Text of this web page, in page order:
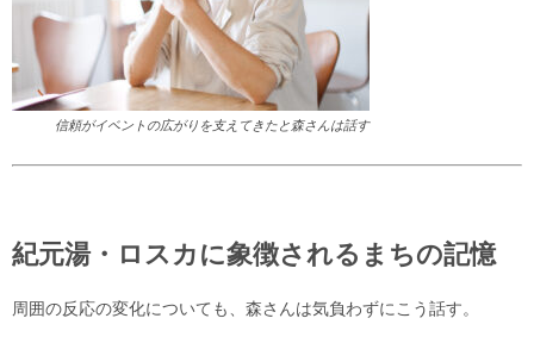
信頼がイベントの広がりを支えてきたと森さんは話す
紀元湯・ロスカに象徴されるまちの記憶
周囲の反応の変化についても、森さんは気負わずにこう話す。